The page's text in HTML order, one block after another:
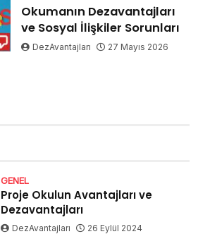
Okumanın Dezavantajları
ve Sosyal İlişkiler Sorunları
DezAvantajları 27 Mayıs 2026
GENEL
Proje Okulun Avantajları ve
Dezavantajları
DezAvantajları 26 Eylül 2024